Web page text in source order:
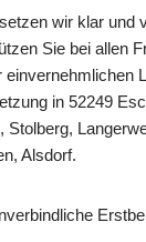
wir klar und
Sie bei allen
einvernehmlichen
in 52249
Stolberg,
Alsdorf.